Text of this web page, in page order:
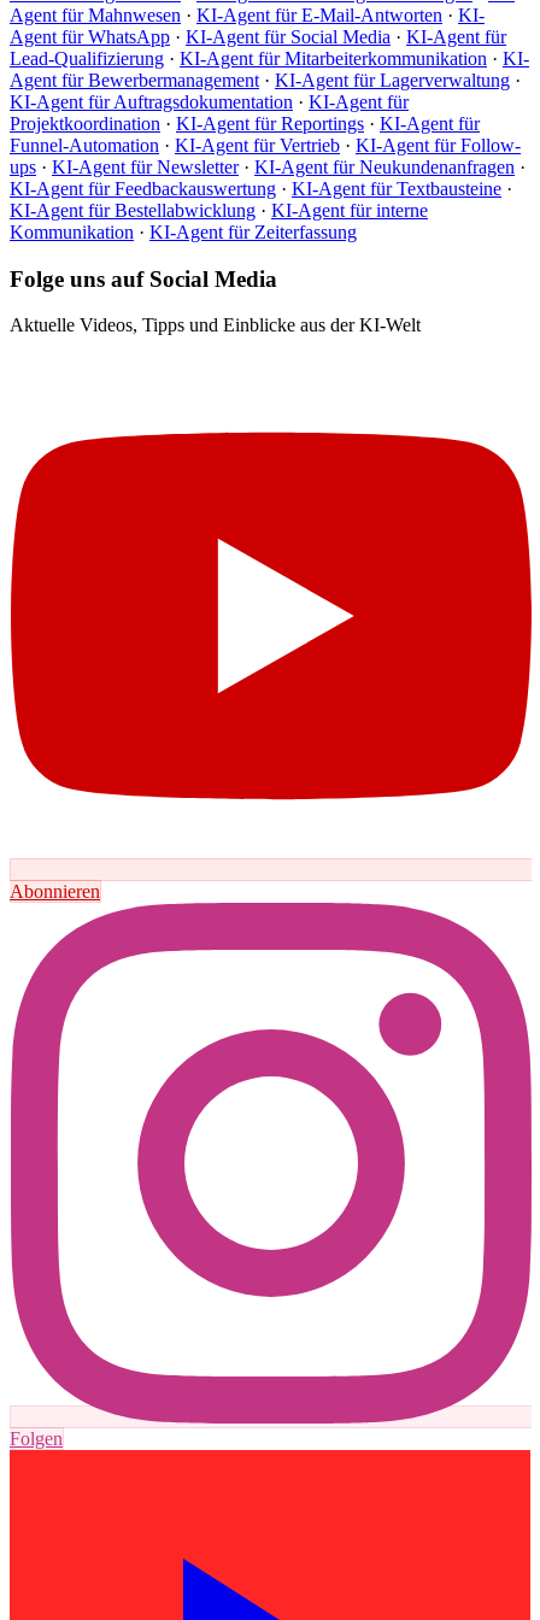
Agent für Mahnwesen · KI-Agent für E-Mail-Antworten · KI-
Agent für WhatsApp · KI-Agent für Social Media · KI-Agent für
Lead-Qualifizierung · KI-Agent für Mitarbeiterkommunikation · KI-
Agent für Bewerbermanagement · KI-Agent für Lagerverwaltung ·
KI-Agent für Auftragsdokumentation · KI-Agent für
Projektkoordination · KI-Agent für Reportings · KI-Agent für
Funnel-Automation · KI-Agent für Vertrieb · KI-Agent für Follow-
ups · KI-Agent für Newsletter· KI-Agent für Neukundenanfragen ·
KI-Agent für Feedbackauswertung · KI-Agent für Textbausteine ·
KI-Agent für Bestellabwicklung · KI-Agent für interne
Kommunikation · KI-Agent für Zeiterfassung
Folge uns auf Social Media
Aktuelle Videos, Tipps und Einblicke aus der KI-Welt
Abonnieren
Folgen